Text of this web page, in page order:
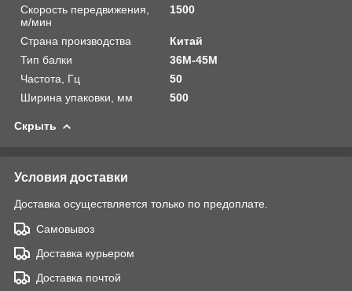
Скорость передвижения,
м/мин
1500
Страна производства
Китай
Тип балки
36М-45М
Частота, Гц
50
Ширина упаковки, мм
500
Скрыть
Условия доставки
Доставка осуществляется только по предоплате.
Самовывоз
Доставка курьером
Доставка почтой